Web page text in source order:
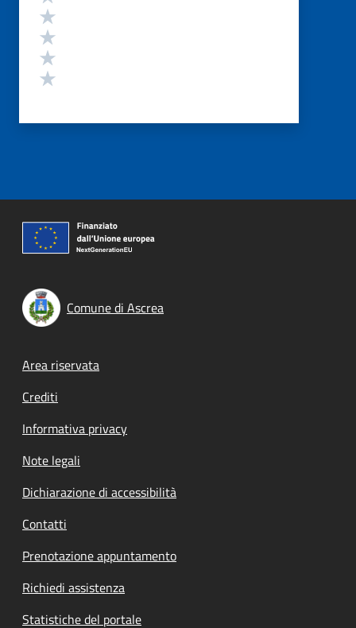
Comune di Ascrea
Footer menu
Area riservata
Crediti
Informativa privacy
Note legali
Dichiarazione di accessibilità
Contatti
Prenotazione appuntamento
Richiedi assistenza
Statistiche del portale